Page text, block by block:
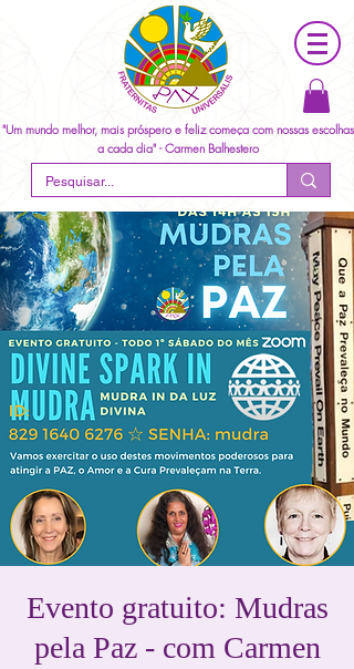
"Um mundo melhor, mais próspero e feliz começa com nossas escolhas
a cada dia" - Carmen Balhestero
Evento gratuito: Mudras
pela Paz - com Carmen